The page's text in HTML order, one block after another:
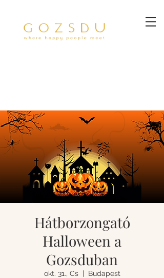
Hátborzongató
Halloween a
Gozsduban
okt. 31., Cs
  |
Budapest